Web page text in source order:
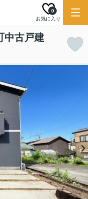
お気に入り
0
中古戸建